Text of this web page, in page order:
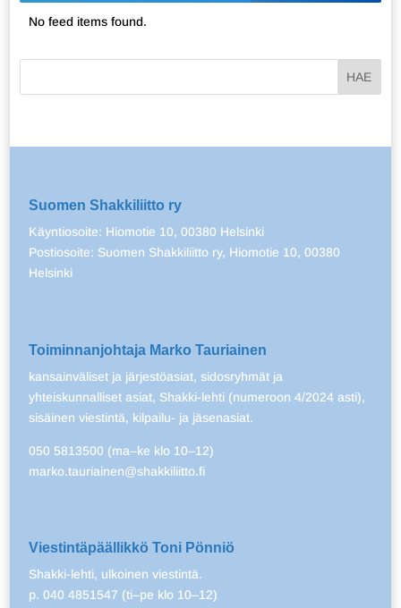
No feed items found.
Suomen Shakkiliitto ry
Käyntiosoite: Hiomotie 10, 00380 Helsinki
Postiosoite: Suomen Shakkiliitto ry, Hiomotie 10, 00380
Helsinki
Toiminnanjohtaja Marko Tauriainen
kansainväliset ja järjestöasiat, sidosryhmät ja
yhteiskunnalliset asiat, Shakki-lehti (numeroon 4/2024 asti),
sisäinen viestintä, kilpailu- ja jäsenasiat.
050 5813500 (ma–ke klo 10–12)
marko.tauriainen@shakkiliitto.fi
Viestintäpäällikkö Toni Pönniö
Shakki-lehti, ulkoinen viestintä.
p. 040 4851547 (ti–pe klo 10–12)